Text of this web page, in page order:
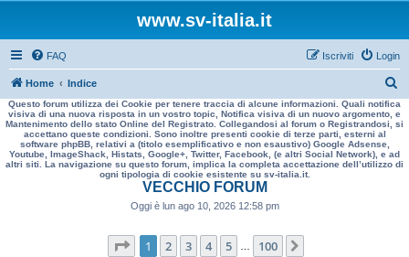
www.sv-italia.it
FAQ Login
Iscriviti
Home Indice
e
r
a
Questo forum utilizza dei Cookie per tenere traccia di alcune informazioni. Quali notifica
visiva di una nuova risposta in un vostro topic, Notifica visiva di un nuovo argomento, e
Mantenimento dello stato Online del Registrato. Collegandosi al forum o Registrandosi, si
accettano queste condizioni. Sono inoltre presenti cookie di terze parti, esterni al
software phpBB, relativi a (titolo esemplificativo e non esaustivo) Google Adsense,
Youtube, ImageShack, Histats, Google+, Twitter, Facebook, (e altri Social Network), e ad
altri siti. La navigazione su questo forum, implica la completa accettazione dell’utilizzo di
ogni tipologia di cookie esistente su sv-italia.it.
VECCHIO FORUM
Oggi è lun ago 10, 2026 12:58 pm
Pagina di 100
1 2 3 4 5 100